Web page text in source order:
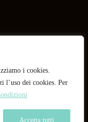
i cookies.
l’uso dei cookies. Per
Accetta tutti